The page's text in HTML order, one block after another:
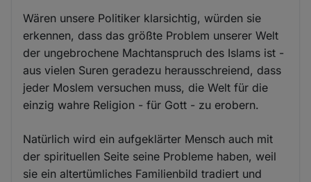
Wären unsere Politiker klarsichtig, würden sie
erkennen, dass das größte Problem unserer Welt
der ungebrochene Machtanspruch des Islams ist -
aus vielen Suren geradezu herausschreiend, dass
jeder Moslem versuchen muss, die Welt für die
einzig wahre Religion - für Gott - zu erobern.
Natürlich wird ein aufgeklärter Mensch auch mit
der spirituellen Seite seine Probleme haben, weil
sie ein altertümliches Familienbild tradiert und